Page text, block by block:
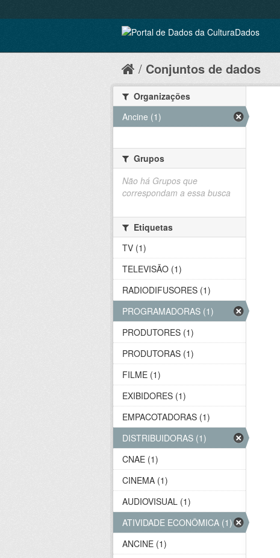
Conjuntos de dados
Organizações
Ancine (1)
Grupos
Não há Grupos que
correspondam a essa busca
Etiquetas
TV (1)
TELEVISÃO (1)
RADIODIFUSORES (1)
PROGRAMADORAS (1)
PRODUTORES (1)
PRODUTORAS (1)
FILME (1)
EXIBIDORES (1)
EMPACOTADORAS (1)
DISTRIBUIDORAS (1)
CNAE (1)
CINEMA (1)
AUDIOVISUAL (1)
ATIVIDADE ECONÔMICA (1)
ANCINE (1)